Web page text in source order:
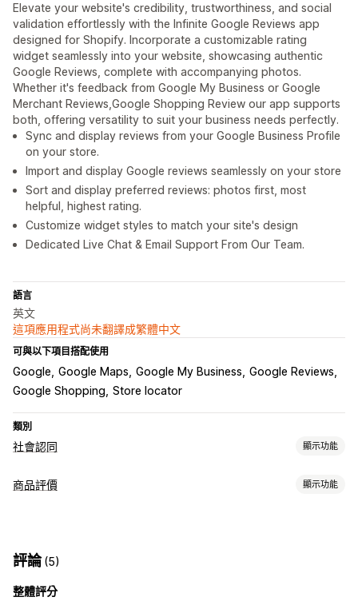
Elevate your website's credibility, trustworthiness, and social
validation effortlessly with the Infinite Google Reviews app
designed for Shopify. Incorporate a customizable rating
widget seamlessly into your website, showcasing authentic
Google Reviews, complete with accompanying photos.
Whether it's feedback from Google My Business or Google
Merchant Reviews,Google Shopping Review our app supports
both, offering versatility to suit your business needs perfectly.
Sync and display reviews from your Google Business Profile
on your store.
Import and display Google reviews seamlessly on your store
Sort and display preferred reviews: photos first, most
helpful, highest rating.
Customize widget styles to match your site's design
Dedicated Live Chat & Email Support From Our Team.
語言
英文
這項應用程式尚未翻譯成繁體中文
可與以下項目搭配使用
Google Google Maps Google My Business Google Reviews
Google Shopping Store locator
類別
社會認同 顯示功能
內容類型
商品評價 顯示功能
網格版面配置
評論收集方式
評論(5)
整體評分